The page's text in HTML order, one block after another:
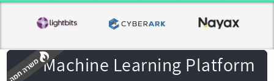
Machine Learning Platform